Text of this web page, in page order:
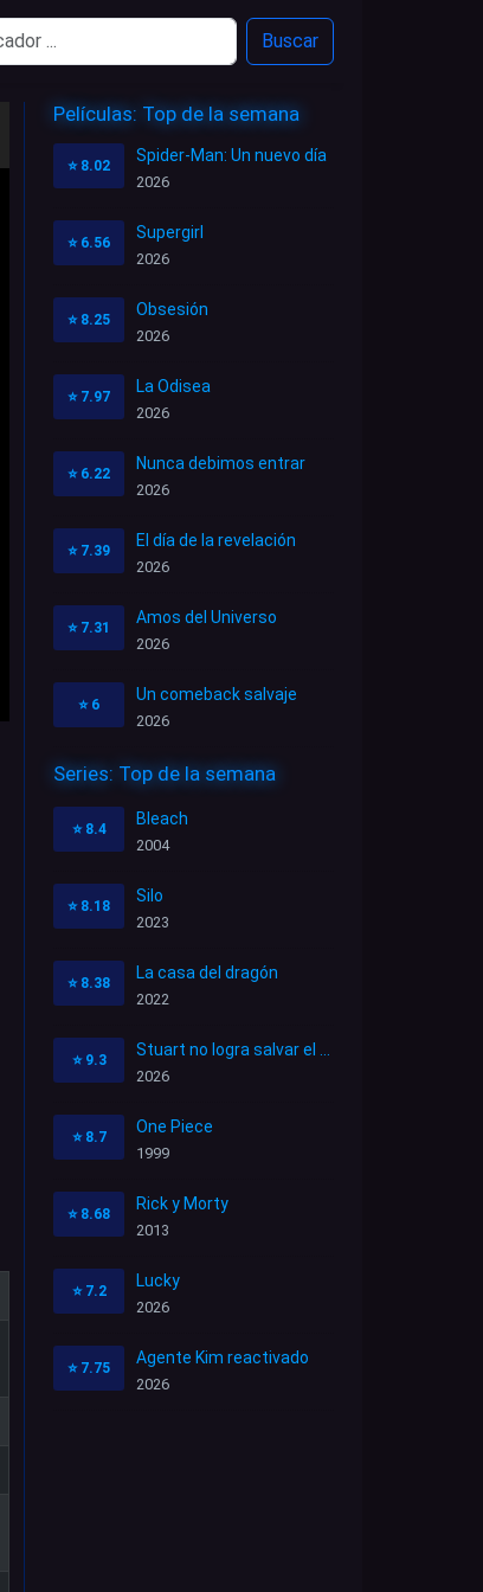
Buscar
Películas: Top de la semana
⭐ 8.02
Spider-Man: Un nuevo día
2026
⭐ 6.56
Supergirl
2026
⭐ 8.25
Obsesión
2026
⭐ 7.97
La Odisea
2026
⭐ 6.22
Nunca debimos entrar
2026
⭐ 7.39
El día de la revelación
2026
⭐ 7.31
Amos del Universo
2026
⭐ 6
Un comeback salvaje
2026
Series: Top de la semana
⭐ 8.4
Bleach
2004
⭐ 8.18
Silo
2023
⭐ 8.38
La casa del dragón
2022
⭐ 9.3
2026
⭐ 8.7
One Piece
1999
⭐ 8.68
Rick y Morty
2013
⭐ 7.2
Lucky
2026
⭐ 7.75
Agente Kim reactivado
2026